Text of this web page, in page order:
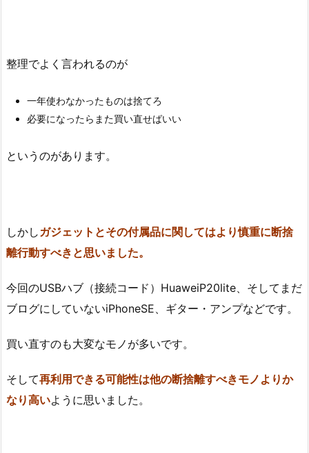
整理でよく言われるのが
一年使わなかったものは捨てろ
必要になったらまた買い直せばいい
というのがあります。
しかしガジェットとその付属品に関してはより慎重に断捨
離行動すべきと思いました。
今回のUSBハブ（接続コード）HuaweiP20lite、そしてまだ
ブログにしていないiPhoneSE、ギター・アンプなどです。
買い直すのも大変なモノが多いです。
そして再利用できる可能性は他の断捨離すべきモノよりか
なり高いように思いました。